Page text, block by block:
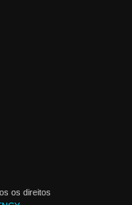
os direitos